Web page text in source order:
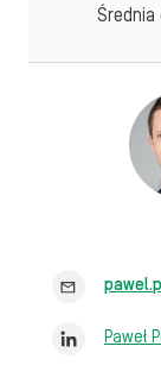
Średnia
Paweł